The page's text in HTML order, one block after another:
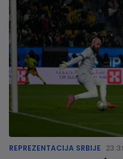
REPREZENTACIJA SRBIJE